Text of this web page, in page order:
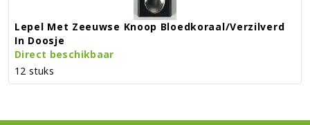
Lepel Met Zeeuwse Knoop Bloedkoraal/verzilverd
In Doosje
Direct beschikbaar
12 stuks